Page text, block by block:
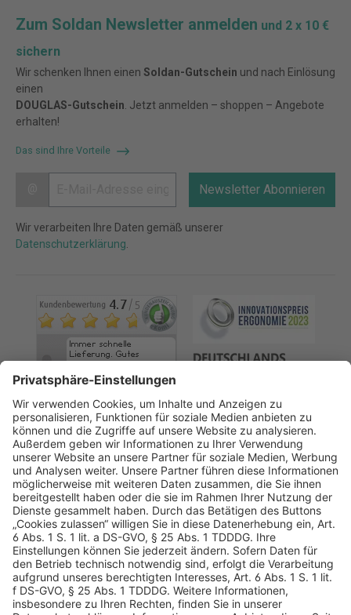
Zum Soldan Newsletter anmelden und 2 x 10 €
sichern
Wir schenken Ihnen einen Soldan-Gutschein und nach Einlösung
einen
DOUGLAS-Gutschein . Jetzt anmelden – shoppen – Angebote
erhalten!
Das sind Ihre Vorteile
Newsletter Abonnieren
Wir verarbeiten Ihre Daten gemäß unserer
Datenschutzerklärung
AGB Datenschutz
Impressum
Sicherheitshinweis
Compliance